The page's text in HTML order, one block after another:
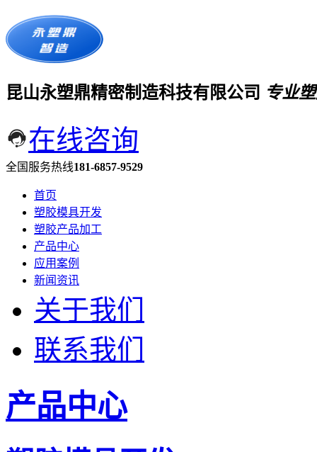
昆山永塑鼎精密制造科技有限公司 专业
在线咨询
全国服务热线181-6857-9529
首页
塑胶模具开发
塑胶产品加工
产品中心
应用案例
新闻资讯
关于我们
联系我们
产品中心